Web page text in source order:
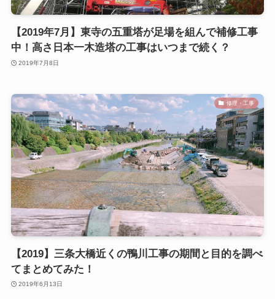
【2019年7月】東寺の五重塔が足場を組んで補修工事
中！高さ日本一木造塔の工事はいつまで続く？
2019年7月8日
修理・工事
【2019】三条大橋近くの鴨川工事の期間と目的を調べ
てまとめてみた！
2019年6月13日